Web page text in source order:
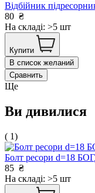
Відбійник
80 ₴
На складі: >5 шт
Купити
В список желаний
Сравнить
Ще
Ви дивилися
( 1)
Болт ресори d=18
85 ₴
На складі: >5 шт